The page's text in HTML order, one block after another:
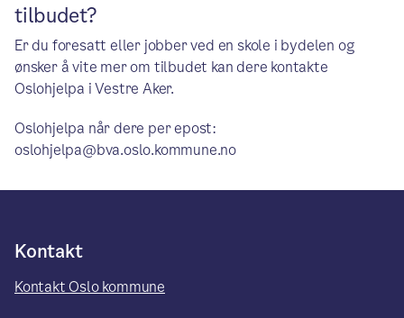
tilbudet?
Er du foresatt eller jobber ved en skole i bydelen og
ønsker å vite mer om tilbudet kan dere kontakte
Oslohjelpa i Vestre Aker.
Oslohjelpa når dere per epost:
oslohjelpa@bva.oslo.kommune.no
Kontakt
Kontakt Oslo kommune